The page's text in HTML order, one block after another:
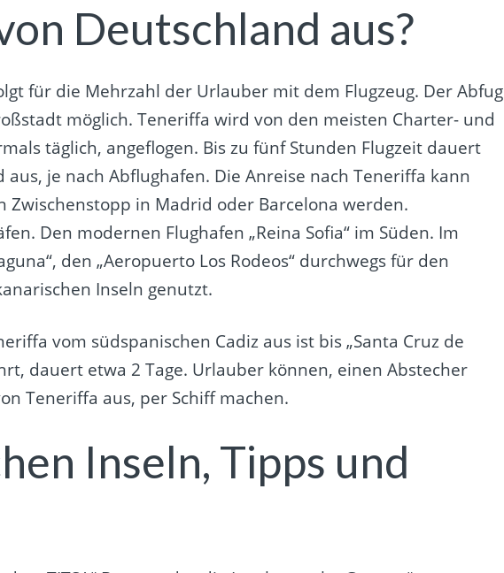
Deutschland aus?
für die Mehrzahl der Urlauber mit dem Flugzeug. Der Abfug
möglich. Teneriffa wird von den meisten Charter- und
täglich, angeflogen. Bis zu fünf Stunden Flugzeit dauert
je nach Abflughafen. Die Anreise nach Teneriffa kann
in Madrid oder Barcelona werden.
Den modernen Flughafen „Reina Sofia“ im Süden. Im
den „Aeropuerto Los Rodeos“ durchwegs für den
Inseln genutzt.
vom südspanischen Cadiz aus ist bis „Santa Cruz de
dauert etwa 2 Tage. Urlauber können, einen Abstecher
Teneriffa aus, per Schiff machen.
Inseln, Tipps und